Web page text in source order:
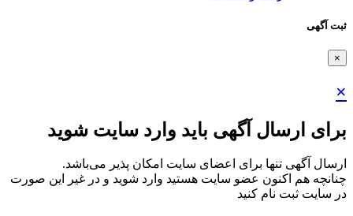
ثبت آگهی
×
×
برای ارسال آگهی باید وارد سایت شوید
ارسال آگهی تنها برای اعضای سایت امکان پذیر می‌باشد.
چنانچه هم‌ اکنون عضو سایت هستید وارد شوید و در غیر این صورت
در سایت ثبت نام کنید